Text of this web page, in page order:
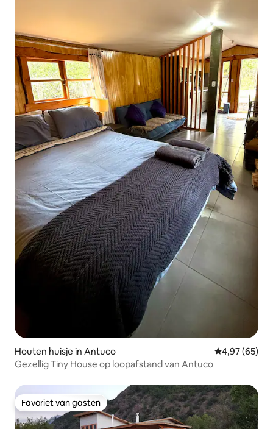
Houten huisje in Antuco Gemiddelde
4,97 (65)
Gezellig Tiny House op loopafstand van Antuco
Favoriet van gasten
Favoriet van gasten